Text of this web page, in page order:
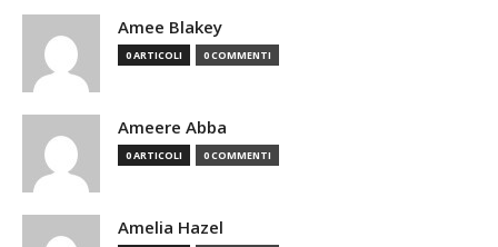
Amee Blakey
0 ARTICOLI 0 COMMENTI
Ameere Abba
0 ARTICOLI 0 COMMENTI
Amelia Hazel